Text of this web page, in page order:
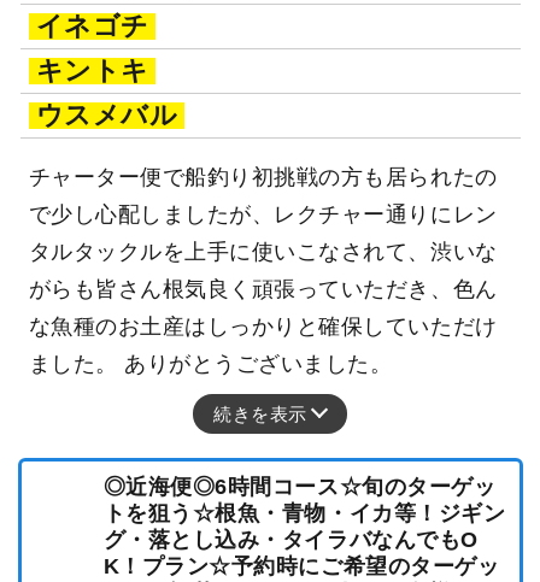
イネゴチ
キントキ
ウスメバル
チャーター便で船釣り初挑戦の方も居られたの
で少し心配しましたが、レクチャー通りにレン
タルタックルを上手に使いこなされて、渋いな
がらも皆さん根気良く頑張っていただき、色ん
な魚種のお土産はしっかりと確保していただけ
ました。 ありがとうございました。
続きを表示
◎近海便◎6時間コース☆旬のターゲッ
トを狙う☆根魚・青物・イカ等！ジギン
グ・落とし込み・タイラバなんでもO
K！プラン☆予約時にご希望のターゲッ